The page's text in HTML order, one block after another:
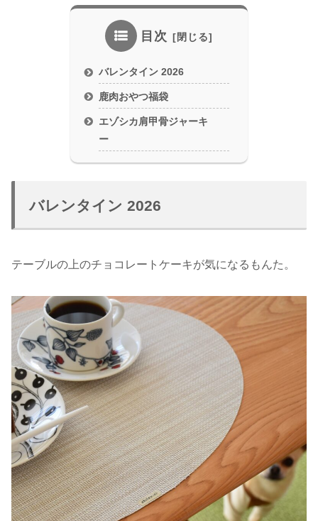
目次
バレンタイン 2026
鹿肉おやつ福袋
エゾシカ肩甲骨ジャーキ
ー
バレンタイン 2026
テーブルの上のチョコレートケーキが気になるもんた。